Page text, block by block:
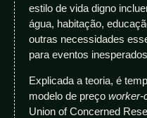
estilo de vida digno
água, habitação,
outras necessidades
para eventos
Explicada a teoria, é
modelo de preço worker-
Union of Concerned